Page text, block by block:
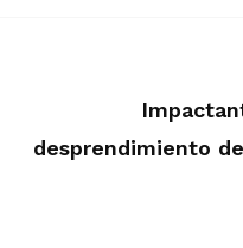
desprendimiento